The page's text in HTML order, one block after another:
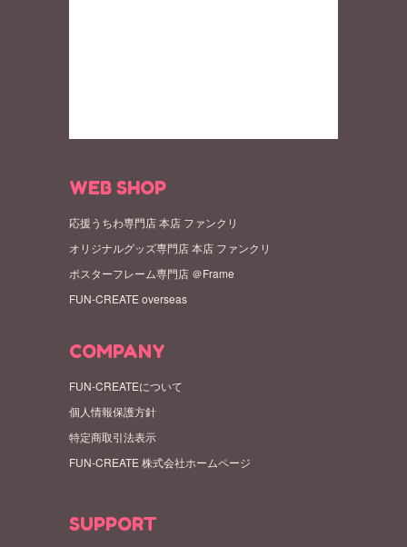
WEB SHOP
応援うちわ専門店 本店 ファンクリ
オリジナルグッズ専門店 本店 ファンクリ
ポスターフレーム専門店 ＠Frame
FUN-CREATE overseas
COMPANY
FUN-CREATEについて
個人情報保護方針
特定商取引法表示
FUN-CREATE 株式会社ホームページ
SUPPORT